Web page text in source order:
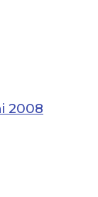
2008